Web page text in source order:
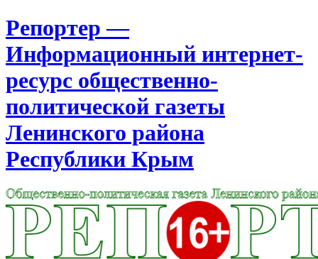
Репортер —
Информационный интернет-
ресурс общественно-
политической газеты
Ленинского района
Республики Крым